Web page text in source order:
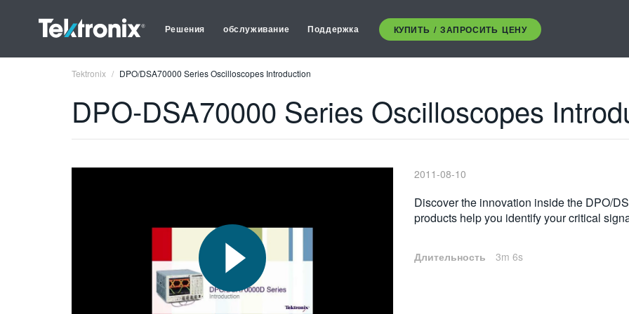
Решения обслуживание Поддержка КУПИТЬ / ЗАПРОСИТЬ ЦЕНУ
Tektronix DPO/DSA70000 Series Oscilloscopes Introduction
DPO-DSA70000 Series Oscilloscopes
2011-08-10
Discover the innovation inside the DPO/
products help you identify your critical
Длительность 3m 6s